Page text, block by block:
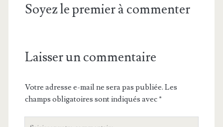
Soyez le premier à commenter
Laisser un commentaire
Votre adresse e-mail ne sera pas publiée. Les
champs obligatoires sont indiqués avec*